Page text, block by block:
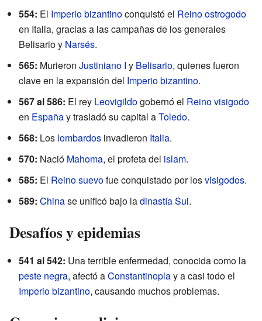
554: El Imperio bizantinoconquistó el Reino ostrogodo
en Italia, gracias a las campañas de los generales
Belisario y Narsés.
565: Murieron Justiniano I y Belisario, quienes fueron
clave en la expansión del Imperio bizantino.
567 al 586: El rey Leovigildogobernó el Reino visigodo
en Españay trasladó su capital aToledo.
568: Los lombardos invadieron Italia.
570: Nació Mahoma, el profeta del islam.
585: El Reino suevofue conquistado por losvisigodos.
589: Chinase unificó bajo ladinastía Sui.
Desafíos y epidemias
541 al 542: Una terrible enfermedad, conocida como la
peste negra, afectó aConstantinoplay a casi todo el
Imperio bizantino, causando muchos problemas.